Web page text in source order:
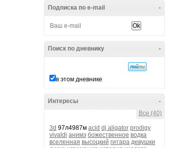
-
Подписка по e-mail
-
Поиск по дневнику
в этом дневнике
-
Интересы
Все (40)
3d 97л4987м acid dj aligator prodigy
vivaldi анимэ божественное водка
вселенная высоцкий гитара девушки